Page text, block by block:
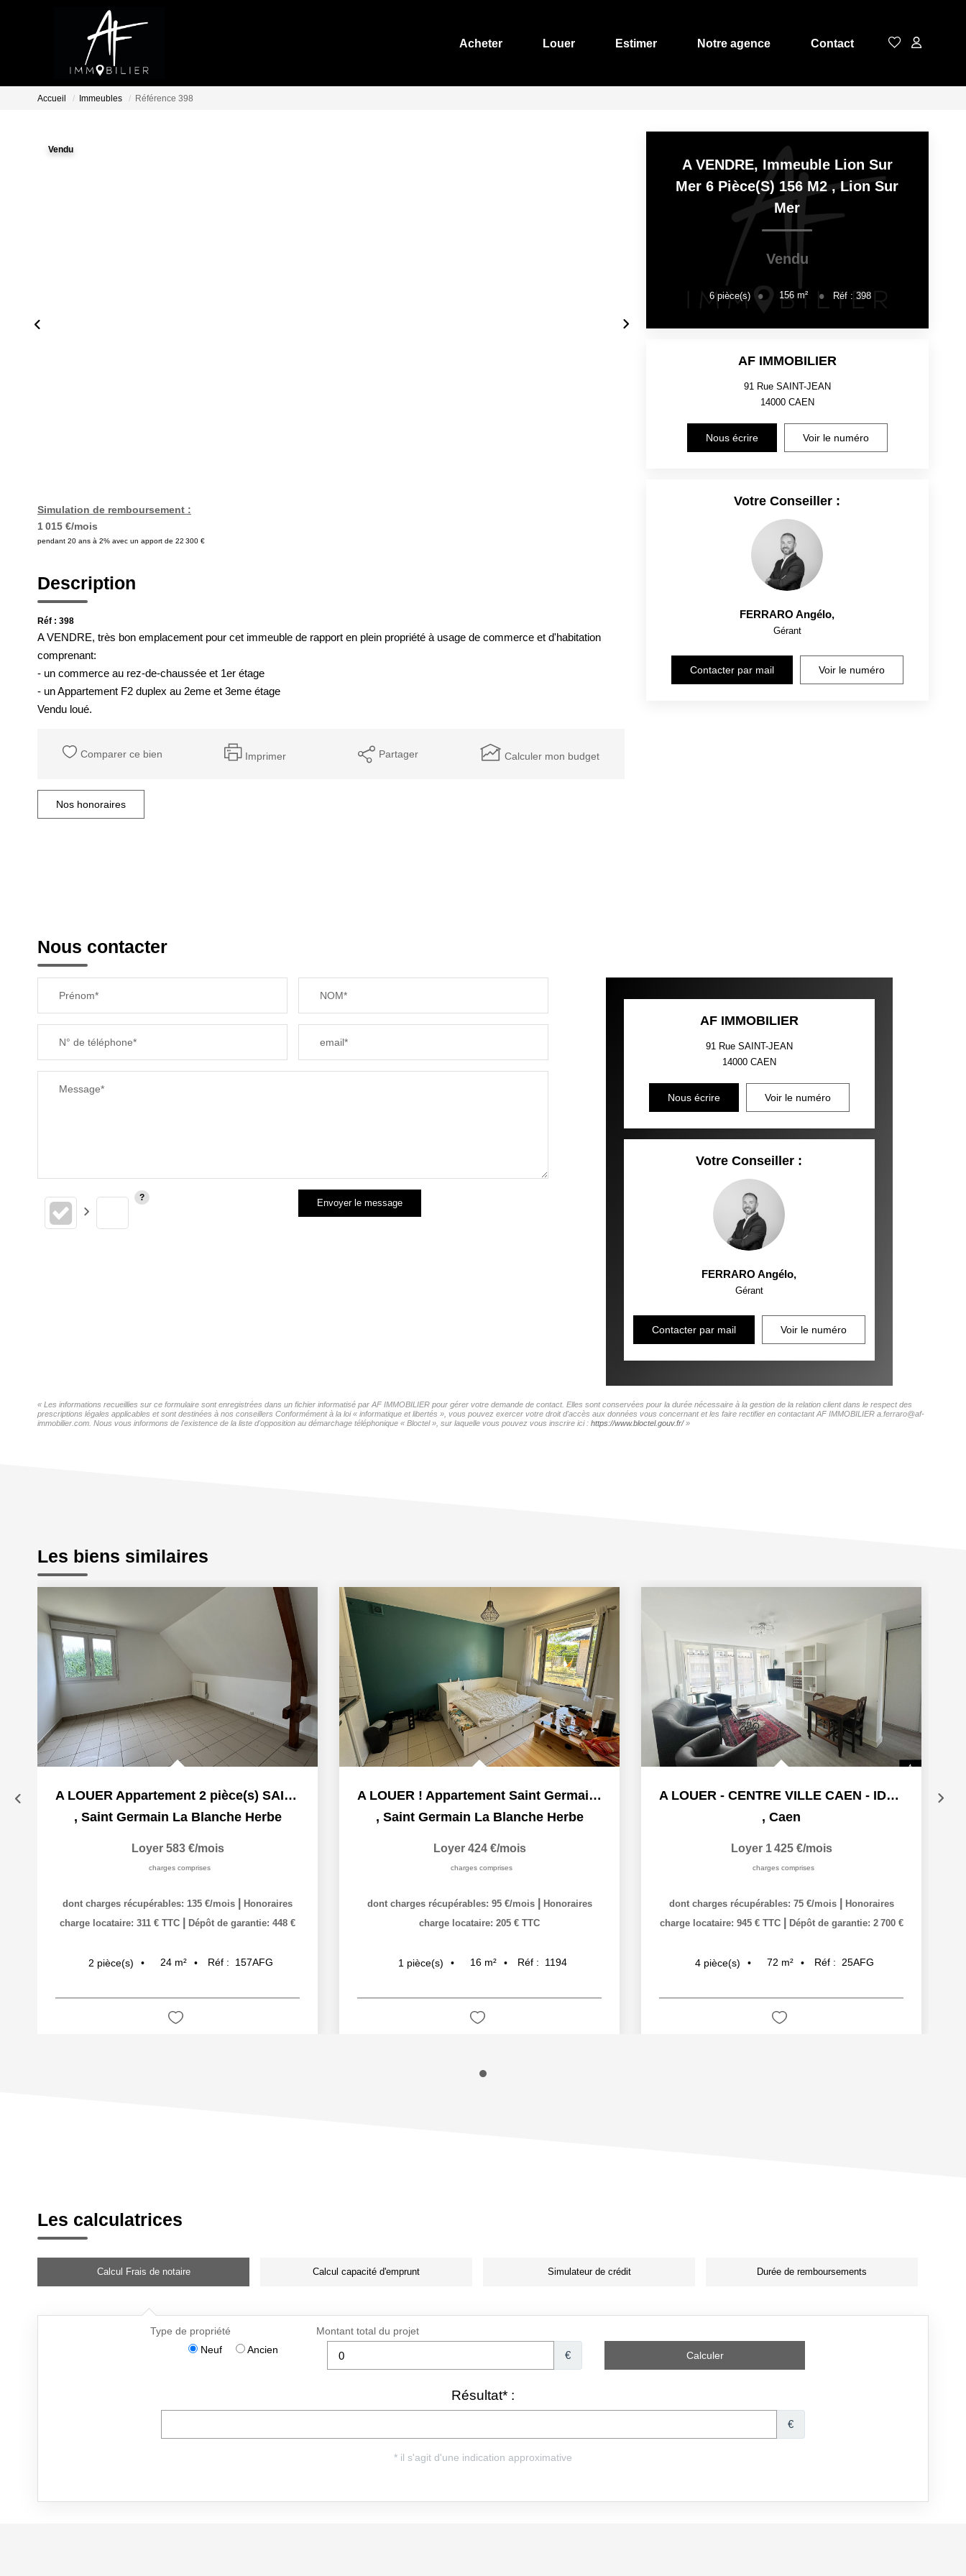
Acheter Louer Estimer Notre agence Contact
Accueil Immeubles Référence 398
Vendu
Simulation de remboursement :
1 015 €/mois
pendant 20 ans à 2% avec un apport de 22 300 €
Description
Réf : 398
A VENDRE, très bon emplacement pour cet immeuble de rapport en plein propriété à usage de commerce et d'habitation
comprenant:
- un commerce au rez-de-chaussée et 1er étage
- un Appartement F2 duplex au 2eme et 3eme étage
Vendu loué.
Comparer ce bien Imprimer Partager Calculer mon budget
Nos honoraires
A VENDRE, Immeuble Lion Sur
Mer 6 Pièce(s) 156 M2,Lion Sur
Mer
Vendu
6pièce(s) 156 m² Réf :398
AF IMMOBILIER
91 Rue SAINT-JEAN
14000 CAEN
Nous écrire Voir le numéro
Votre Conseiller :
FERRARO Angélo,
Gérant
Contacter par mail Voir le numéro
Nous contacter
Prénom* NOM*
N° de téléphone* email*
Message*
Envoyer le message
AF IMMOBILIER
91 Rue SAINT-JEAN
14000 CAEN
Nous écrire Voir le numéro
Votre Conseiller :
FERRARO Angélo,
Gérant
Contacter par mail Voir le numéro
« Les informations recueillies sur ce formulaire sont enregistrées dans un fichier informatisé par AF IMMOBILIER pour gérer votre demande de contact. Elles sont conservées pour la durée nécessaire à la gestion de la relation client dans le respect des
prescriptions légales applicables et sont destinées à nos conseillers Conformément à la loi « informatique et libertés », vous pouvez exercer votre droit d'accès aux données vous concernant et les faire rectifier en contactant AF IMMOBILIER a.ferraro@af-
immobilier.com. Nous vous informons de l'existence de la liste d'opposition au démarchage téléphonique « Bloctel », sur laquelle vous pouvez vous inscrire ici : https://www.bloctel.gouv.fr/»
Les biens similaires
A LOUER Appartement 2 pièce(s) SAINT GERMAIN LA BLANCHE...
, Saint Germain La Blanche Herbe
Loyer 583 €/mois
charges comprises
dont charges récupérables: 135 €/mois
Honoraires
charge locataire: 311 € TTC
Dépôt de garantie: 448 €
2 pièce(s) 24 m² Réf : 157AFG
A LOUER ! Appartement Saint Germain La Blanche Herbe 1...
, Saint Germain La Blanche Herbe
Loyer 424 €/mois
charges comprises
dont charges récupérables: 95 €/mois
Honoraires
charge locataire: 205 € TTC
1 pièce(s) 16 m² Réf : 1194
A LOUER - CENTRE VILLE CAEN - IDEAL COLOCATION
, Caen
Loyer 1 425 €/mois
charges comprises
dont charges récupérables: 75 €/mois
Honoraires
charge locataire: 945 € TTC
Dépôt de garantie: 2 700 €
4 pièce(s) 72 m² Réf : 25AFG
Les calculatrices
Calcul Frais de notaire Calcul capacité d'emprunt Simulateur de crédit Durée de remboursements